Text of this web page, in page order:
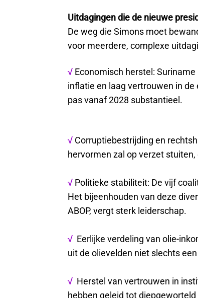
Uitdagingen die de nieuwe
De weg die Simons moet
voor meerdere, complexe
√ Economisch herstel:
inflatie en laag vertrouwen in
pas vanaf 2028 substantieel.
√ Corruptiebestrijding en
hervormen zal op verzet
√ Politieke stabiliteit: De vijf
Het bijeenhouden van deze
ABOP, vergt sterk leiderschap.
√ Eerlijke verdeling van olie-
uit de olievelden niet slechts
√ Herstel van vertrouwen in
hebben geleid tot